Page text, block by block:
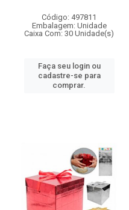
Código: 497811
Embalagem: Unidade
Caixa Com: 30 Unidade(s)
Faça seu login ou
cadastre-se para
comprar.